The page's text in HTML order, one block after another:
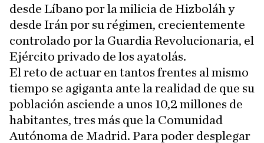
desde Líbano por la milicia de Hizboláh y
desde Irán por su régimen, crecientemente
controlado por la Guardia Revolucionaria, el
Ejército privado de los ayatolás.
El reto de actuar en tantos frentes al mismo
tiempo se agiganta ante la realidad de que su
población asciende a unos 10,2 millones de
habitantes, tres más que la Comunidad
Autónoma de Madrid. Para poder desplegar